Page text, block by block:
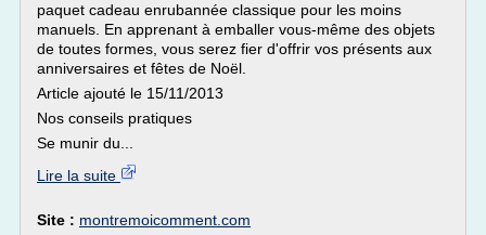
paquet cadeau enrubannée classique pour les moins
manuels. En apprenant à emballer vous-même des objets
de toutes formes, vous serez fier d'offrir vos présents aux
anniversaires et fêtes de Noël.
Article ajouté le 15/11/2013
Nos conseils pratiques
Se munir du...
Lire la suite
Site : montremoicomment.com